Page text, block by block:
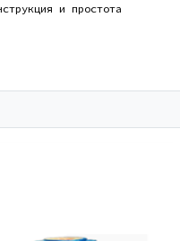
и простота